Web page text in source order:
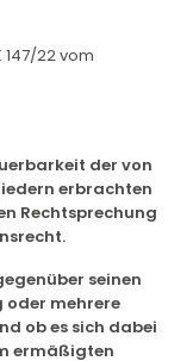
147/22 vom
der von
erbrachten
Rechtsprechung
seinen
oder mehrere
ob es sich dabei
ermäßigten